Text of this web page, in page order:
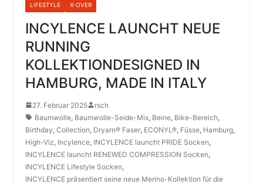
LIFESTYLE X-OVER
INCYLENCE LAUNCHT NEUE
RUNNING
KOLLEKTIONDESIGNED IN
HAMBURG, MADE IN ITALY
27. Februar 2025
rsch
Baumwolle, Baumwolle-Seide-Mix, Beine, Bike-Bereich,
Birthday, Collection, Dryarn® Faser, ECONYL®, Füsse, Hamburg,
High-Viz, Incylence, INCYLENCE launcht PRIDE Socken,
INCYLENCE launcht RENEWED COMPRESSION Socken,
INCYLENCE Lifestyle Socken,
INCYLENCE präsentiert seine neue Merino-Kollektion für die